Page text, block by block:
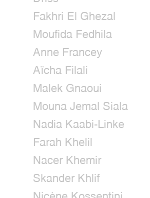
Fakhri El Ghezal
Moufida Fedhila
Anne Francey
Aïcha Filali
Malek Gnaoui
Mouna Jemal Siala
Nadia Kaabi-Linke
Farah Khelil
Nacer Khemir
Skander Khlif
Nicène Kossentini